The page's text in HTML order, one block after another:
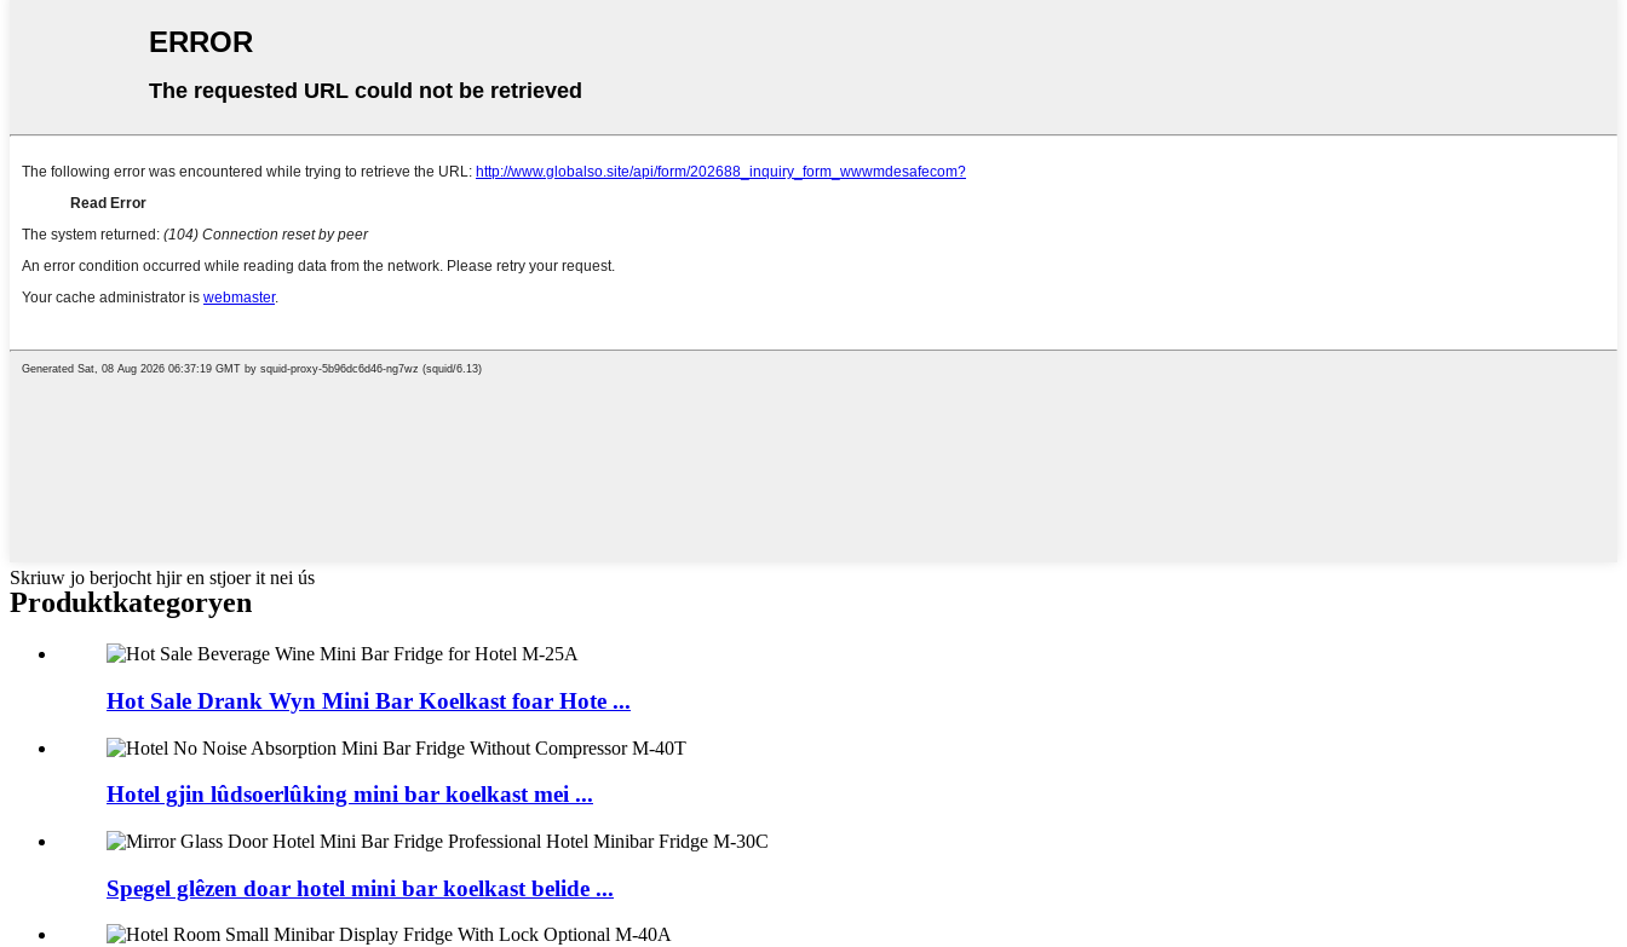
Skriuw jo berjocht hjir en stjoer it nei ús
Produktkategoryen
Hot Sale Drank Wyn Mini Bar Koelkast foar Hote ...
Hotel gjin lûdsoerlûking mini bar koelkast mei ...
Spegel glêzen doar hotel mini bar koelkast belide ...